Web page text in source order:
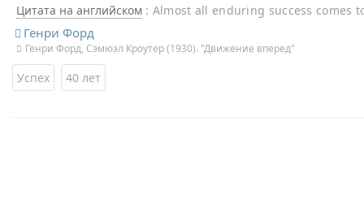
Цитата на английском : Almost all enduring success comes
forty. For seldom does mature judgment arrive before then.
Генри Форд
Генри Форд, Сэмюэл Кроутер (1930). "Движение вперед"
Успех 40 лет